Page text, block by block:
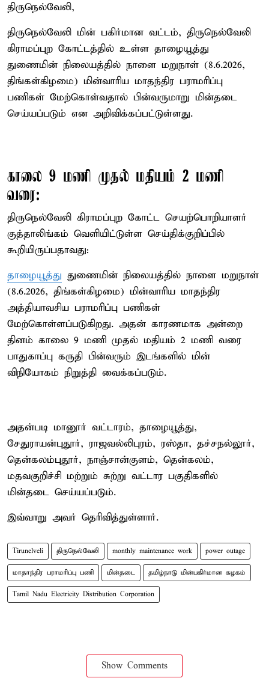
திருநெல்வேலி,
திருநெல்வேலி மின் பகிர்மான வட்டம், திருநெல்வேலி
கிராமப்புற கோட்டத்தில் உள்ள தாழையூத்து
துணைமின் நிலையத்தில் நாளை மறுநாள் (8.6.2026,
திங்கள்கிழமை) மின்வாரிய மாதந்திர பராமரிப்பு
பணிகள் மேற்கொள்வதால் பின்வருமாறு மின்தடை
செய்யப்படும் என அறிவிக்கப்பட்டுள்ளது.
காலை 9 மணி முதல் மதியம் 2 மணி
வரை:
திருநெல்வேலி கிராமப்புற கோட்ட செயற்பொறியாளர்
குத்தாலிங்கம் வெளியிட்டுள்ள செய்திக்குறிப்பில்
கூறியிருப்பதாவது:
தாழையூத்து துணைமின் நிலையத்தில் நாளை மறுநாள்
(8.6.2026, திங்கள்கிழமை) மின்வாரிய மாதந்திர
அத்தியாவசிய பராமரிப்பு பணிகள்
மேற்கொள்ளப்படுகிறது. அதன் காரணமாக அன்றை
தினம் காலை 9 மணி முதல் மதியம் 2 மணி வரை
பாதுகாப்பு கருதி பின்வரும் இடங்களில் மின்
விநியோகம் நிறுத்தி வைக்கப்படும்.
அதன்படி மானூர் வட்டாரம், தாழையூத்து,
சேதுராயன்புதூர், ராஜவல்லிபுரம், ரஸ்தா, தச்சநல்லூர்,
தென்கலம்புதூர், நாஞ்சான்குளம், தென்கலம்,
மதவகுறிச்சி மற்றும் சுற்று வட்டார பகுதிகளில்
மின்தடை செய்யப்படும்.
இவ்வாறு அவர் தெரிவித்துள்ளார்.
Tirunelveli திருநெல்வேலி monthly maintenance work power outage
மாதாந்திர பராமரிப்பு பணி மின்தடை தமிழ்நாடு மின்பகிர்மான கழகம்
Tamil Nadu Electricity Distribution Corporation
Show Comments